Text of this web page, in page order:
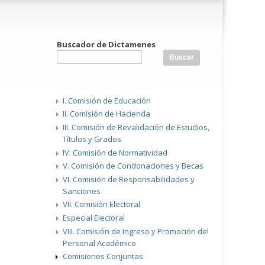
Buscador de Dictamenes
I. Comisión de Educación
II. Comisión de Hacienda
III. Comisión de Revalidación de Estudios,
Títulos y Grados
IV. Comisión de Normatividad
V. Comisión de Condonaciones y Becas
VI. Comisión de Responsabilidades y
Sanciones
VII. Comisión Electoral
Especial Electoral
VIII. Comisión de Ingreso y Promoción del
Personal Académico
Comisiones Conjuntas